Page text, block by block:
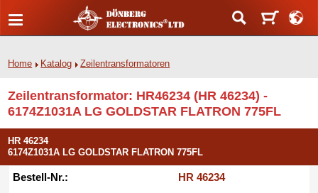
Home Katalog Zeilentransformatoren
Zeilentransformator: HR46234 (HR 46234) -
6174Z1031A LG GOLDSTAR FLATRON 775FL
HR 46234
6174Z1031A LG GOLDSTAR FLATRON 775FL
Bestell-Nr.:
HR 46234